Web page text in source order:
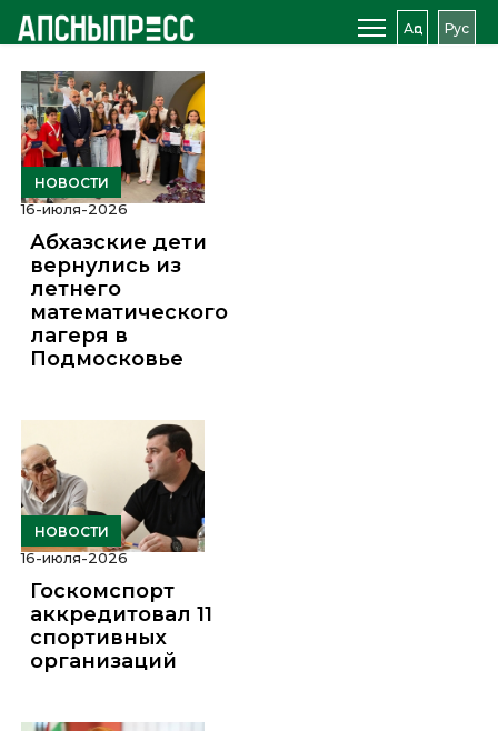
Аԥс Рус
НОВОСТИ
16-июля-2026
Абхазские дети
вернулись из
летнего
математического
лагеря в
Подмосковье
НОВОСТИ
16-июля-2026
Госкомспорт
аккредитовал 11
спортивных
организаций